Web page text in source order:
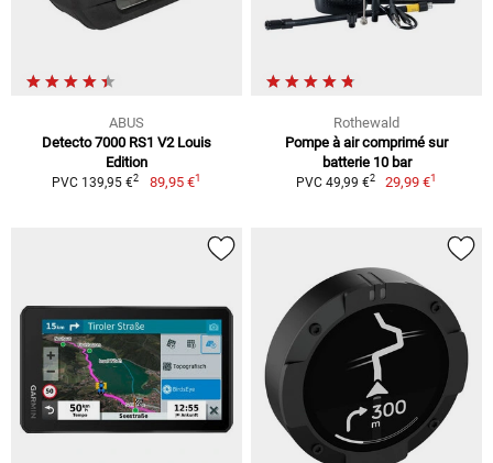
ABUS
Detecto 7000 RS1 V2 Louis
Edition
PVC 139,95 €2 89,95 €1
Rothewald
Pompe à air comprimé sur
batterie 10 bar
PVC 49,99 €2 29,99 €1